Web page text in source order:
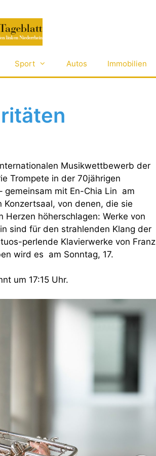
Sport Autos Immobilien
Musikwettbewerb der
Trompete in der 70jährigen
gemeinsam mit En-Chia Lin am
Konzertsaal, von denen, die sie
höherschlagen: Werke von
sind für den strahlenden Klang der
perlende Klavierwerke von Franz
wird es am Sonntag, 17.
um 17:15 Uhr.